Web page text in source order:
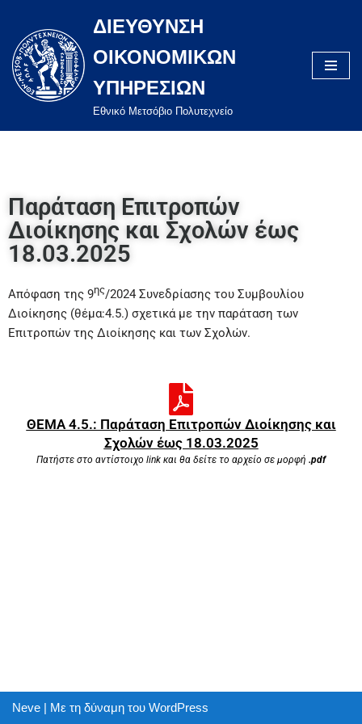
Μεταπηδήστε
στο
περιεχόμενο
ΔΙΕΥΘΥΝΣΗ
ΟΙΚΟΝΟΜΙΚΩΝ
ΥΠΗΡΕΣΙΩΝ
Eθνικό Μετσόβιο Πολυτεχνείο
Παράταση Επιτροπών
Διοίκησης και Σχολών έως
18.03.2025
Απόφαση της 9ης/2024 Συνεδρίασης του Συμβουλίου
Διοίκησης (θέμα:4.5.) σχετικά με την παράταση των
Επιτροπών της Διοίκησης και των Σχολών.
ΘΕΜΑ 4.5.: Παράταση Επιτροπών Διοίκησης και
Σχολών έως 18.03.2025
Πατήστε στο αντίστοιχο link και θα δείτε το αρχείο σε μορφή .pdf
Neve | Με τη δύναμη του WordPress